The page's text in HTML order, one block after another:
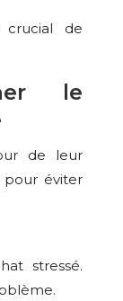
de
le
de leur
pour éviter
stressé.